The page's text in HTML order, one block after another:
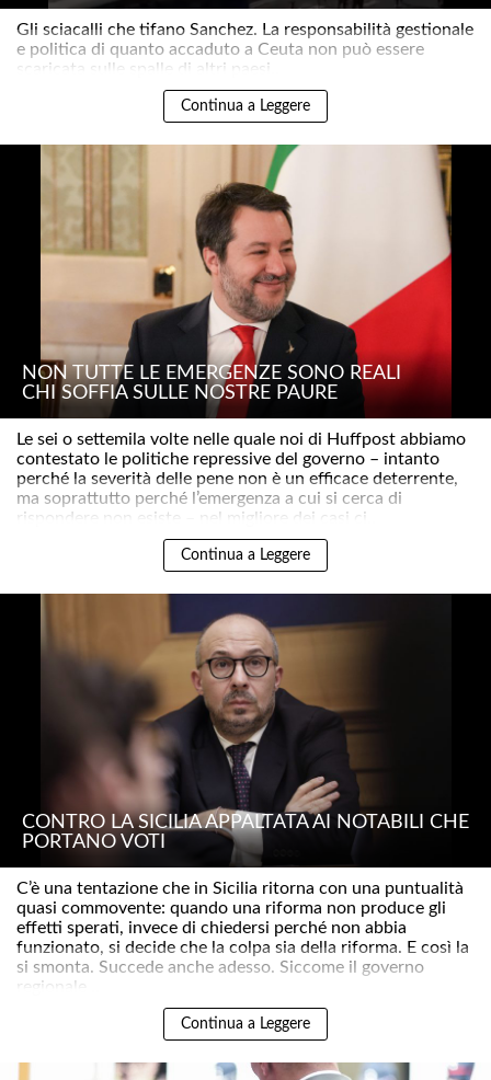
Gli sciacalli che tifano Sanchez. La responsabilità gestionale
e politica di quanto accaduto a Ceuta non può essere
scaricata sulle spalle di altri paesi..
Continua a Leggere
NON TUTTE LE EMERGENZE SONO REALI
CHI SOFFIA SULLE NOSTRE PAURE
Le sei o settemila volte nelle quale noi di Huffpost abbiamo
contestato le politiche repressive del governo – intanto
perché la severità delle pene non è un efficace deterrente,
ma soprattutto perché l’emergenza a cui si cerca di
rispondere non esiste – nel migliore dei casi ci..
Continua a Leggere
CONTRO LA SICILIA APPALTATA AI NOTABILI CHE
PORTANO VOTI
C’è una tentazione che in Sicilia ritorna con una puntualità
quasi commovente: quando una riforma non produce gli
effetti sperati, invece di chiedersi perché non abbia
funzionato, si decide che la colpa sia della riforma. E così la
si smonta. Succede anche adesso. Siccome il governo
regionale ..
Continua a Leggere